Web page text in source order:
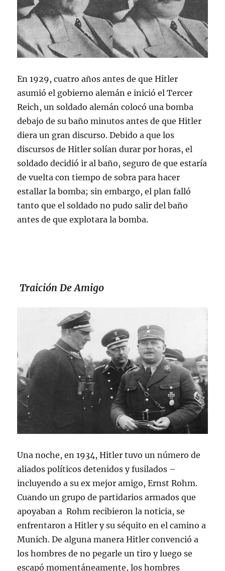
En 1929, cuatro años antes de que Hitler
asumió el gobierno alemán e inició el Tercer
Reich, un soldado alemán colocó una bomba
debajo de su baño minutos antes de que Hitler
diera un gran discurso. Debido a que los
discursos de Hitler solían durar por horas, el
soldado decidió ir al baño, seguro de que estaría
de vuelta con tiempo de sobra para hacer
estallar la bomba; sin embargo, el plan falló
tanto que el soldado no pudo salir del baño
antes de que explotara la bomba.
Traición De Amigo
Una noche, en 1934, Hitler tuvo un número de
aliados políticos detenidos y fusilados –
incluyendo a su ex mejor amigo, Ernst Rohm.
Cuando un grupo de partidarios armados que
apoyaban a Rohm recibieron la noticia, se
enfrentaron a Hitler y su séquito en el camino a
Munich. De alguna manera Hitler convenció a
los hombres de no pegarle un tiro y luego se
escapó momentáneamente, los hombres